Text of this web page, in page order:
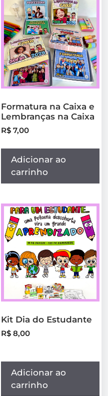
Formatura na Caixa e
Lembranças na Caixa
R$ 7,00
Adicionar ao
carrinho
Kit Dia do Estudante
R$ 8,00
Adicionar ao
carrinho